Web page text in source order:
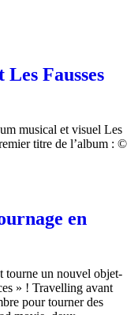
Fausses
musical et visuel Les
titre de l’album : ©
en
tourne un nouvel objet-
» ! Travelling avant
pour tourner des